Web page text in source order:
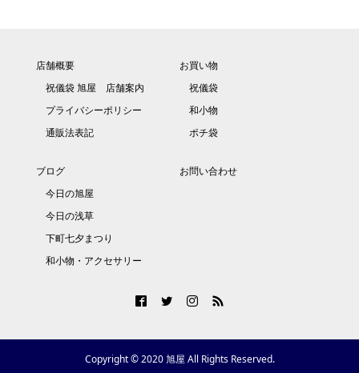
店舗概要
祝儀袋 旭屋 店舗案内
プライバシーポリシー
通販法表記
お買い物
祝儀袋
和小物
ポチ袋
ブログ
今日の旭屋
今日の浅草
下町七夕まつり
和小物・アクセサリー
お問い合わせ
Copyright © 2020 旭屋 All Rights Reserved.